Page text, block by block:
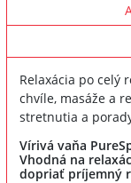
Relaxácia po celý
chvíle, masáže a
stretnutia a
Vírivá vaňa
Vhodná na
dopriať príjemný